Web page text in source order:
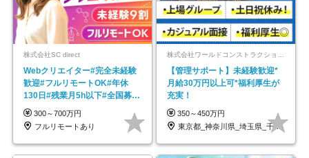
株式会社SC direct
Webクリエイター#完全未経験
歓迎#フルリモートOK#年休
130日#残業月5h以下#全国募集
#最大1年の研修
300～700万円
フルリモートあり
【管理サポート】未経験歓迎*
月給30万円以上可*福利厚生が
充実！
350～450万円
東京都_神奈川県_埼玉県_千葉県_大阪府…